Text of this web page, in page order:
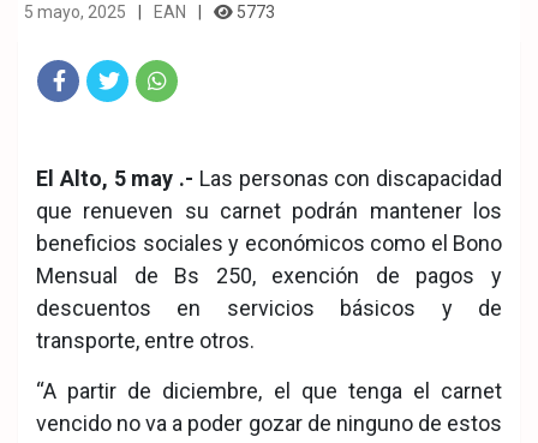
5 mayo, 2025 EAN 5773
eb
ook
pp
El Alto, 5 may .- Las personas con discapacidad
que renueven su carnet podrán mantener los
beneficios sociales y económicos como el Bono
Mensual de Bs 250, exención de pagos y
descuentos en servicios básicos y de
transporte, entre otros.
“A partir de diciembre, el que tenga el carnet
vencido no va a poder gozar de ninguno de estos